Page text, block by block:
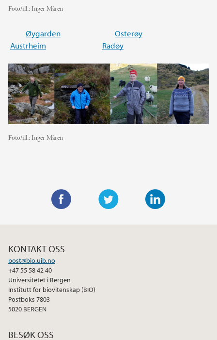
Foto/ill.: Inger Måren
Øygarden
Osterøy
Austrheim
Radøy
Foto/ill.: Inger Måren
e
b
o
o
KONTAKT OSS
post@bio.uib.no
+47 55 58 42 40
Universitetet i Bergen
Institutt for biovitenskap (BIO)
Postboks 7803
5020 BERGEN
BESØK OSS